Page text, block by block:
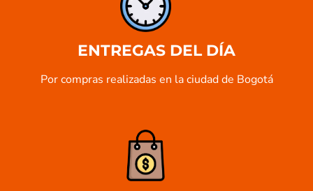
ENTREGAS DEL DÍA
Por compras realizadas en la ciudad de Bogotá​